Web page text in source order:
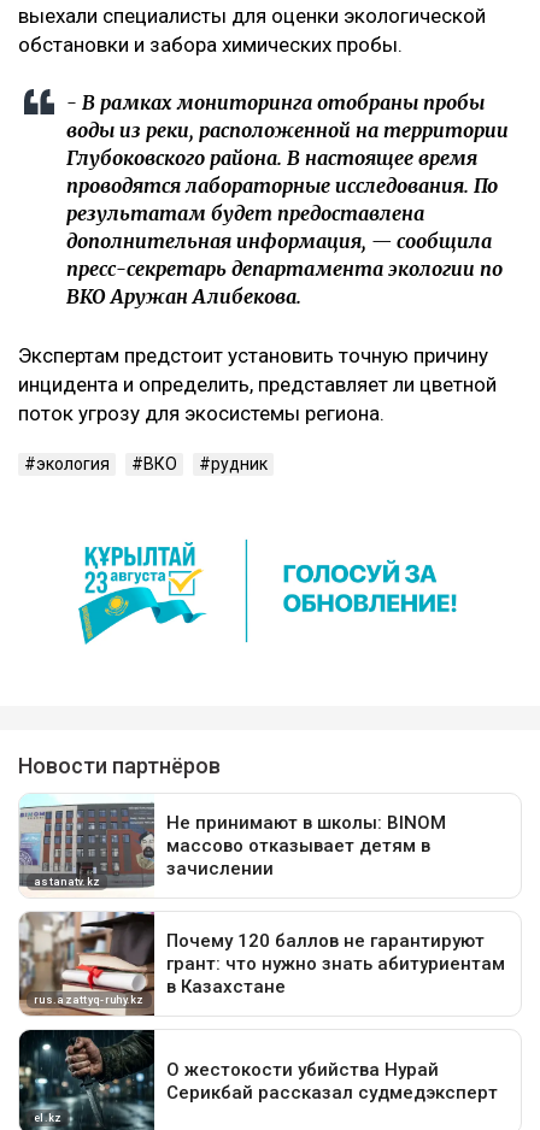
выехали специалисты для оценки экологической
обстановки и забора химических пробы.
- В рамках мониторинга отобраны пробы
воды из реки, расположенной на территории
Глубоковского района. В настоящее время
проводятся лабораторные исследования. По
результатам будет предоставлена
дополнительная информация, — сообщила
пресс-секретарь департамента экологии по
ВКО Аружан Алибекова.
Экспертам предстоит установить точную причину
инцидента и определить, представляет ли цветной
поток угрозу для экосистемы региона.
экология ВКО рудник